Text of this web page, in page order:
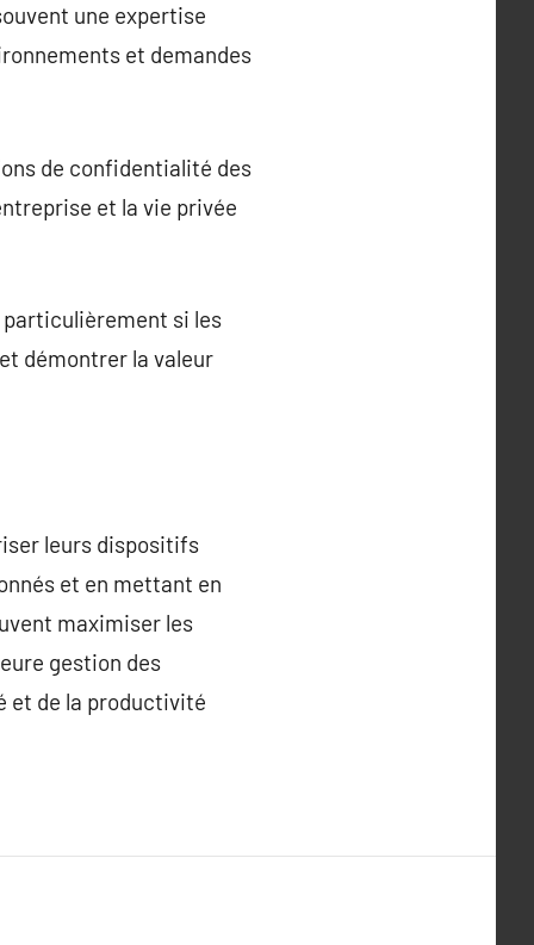
une expertise
et demandes
de confidentialité des
et la vie privée
particulièrement si les
démontrer la valeur
leurs dispositifs
et en mettant en
maximiser les
gestion des
et de la productivité